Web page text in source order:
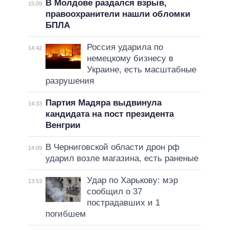
15:09
В Молдове раздался взрыв,
правоохранители нашли обломки
БПЛА
14:42
Россия ударила по
немецкому бизнесу в
Украине, есть масштабные
разрушения
14:33
Партия Мадяра выдвинула
кандидата на пост президента
Венгрии
14:09
В Черниговской области дрон рф
ударил возле магазина, есть раненые
13:53
Удар по Харькову: мэр
сообщил о 37
пострадавших и 1
погибшем